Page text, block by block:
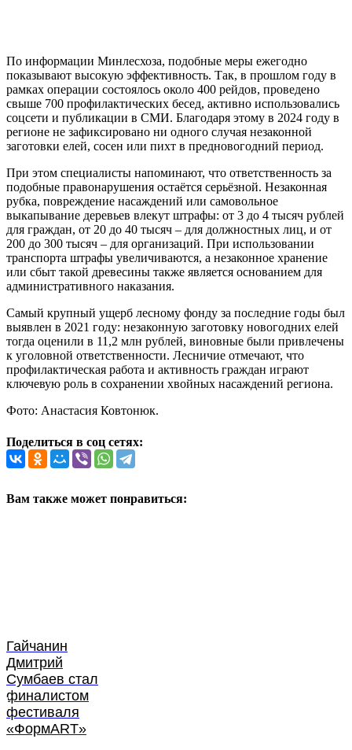
По информации Минлесхоза, подобные меры ежегодно
показывают высокую эффективность. Так, в прошлом году в
рамках операции состоялось около 400 рейдов, проведено
свыше 700 профилактических бесед, активно использовались
соцсети и публикации в СМИ. Благодаря этому в 2024 году в
регионе не зафиксировано ни одного случая незаконной
заготовки елей, сосен или пихт в предновогодний период.
При этом специалисты напоминают, что ответственность за
подобные правонарушения остаётся серьёзной. Незаконная
рубка, повреждение насаждений или самовольное
выкапывание деревьев влекут штрафы: от 3 до 4 тысяч рублей
для граждан, от 20 до 40 тысяч – для должностных лиц, и от
200 до 300 тысяч – для организаций. При использовании
транспорта штрафы увеличиваются, а незаконное хранение
или сбыт такой древесины также является основанием для
административного наказания.
Самый крупный ущерб лесному фонду за последние годы был
выявлен в 2021 году: незаконную заготовку новогодних елей
тогда оценили в 11,2 млн рублей, виновные были привлечены
к уголовной ответственности. Лесничие отмечают, что
профилактическая работа и активность граждан играют
ключевую роль в сохранении хвойных насаждений региона.
Фото: Анастасия Ковтонюк.
Поделиться в соц сетях:
Вам также может понравиться:
Гайчанин
Дмитрий
Сумбаев стал
финалистом
фестиваля
«ФормART»